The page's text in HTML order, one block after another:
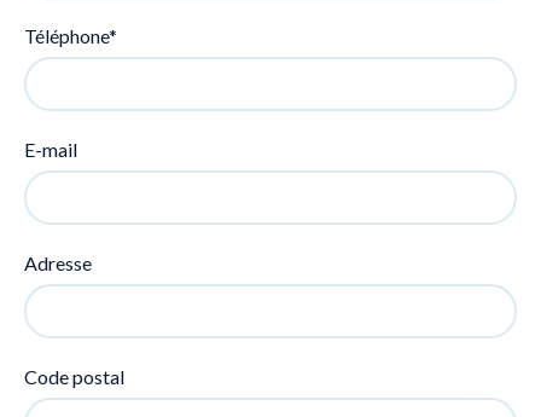
Téléphone*
E-mail
Adresse
Code postal